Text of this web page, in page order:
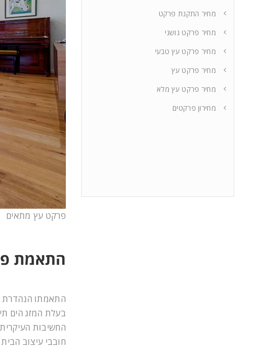
פרקט עץ מתאים
התאמת
התאמתו הנהדרת
בעלת המזג הים
החשיבות
חובבי עיצוב
מחיר התקנת פרקט
מחיר פרקט גושני
מחיר פרקט עץ טבעי
מחיר פרקט עץ
מחיר פרקט עץ מלא
מחירון פרקטים